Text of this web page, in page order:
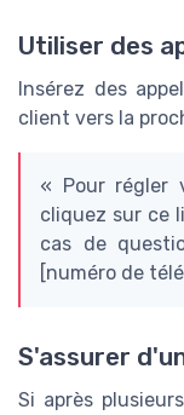
Utiliser des
Insérez des
client vers la
« Pour régler
cliquez sur ce
cas de
[numéro de
S'assurer
Si après